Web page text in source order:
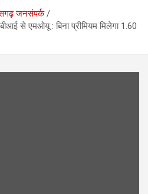
जनसंपर्क
से एमओयू : बिना प्रीमियम मिलेगा 1.60